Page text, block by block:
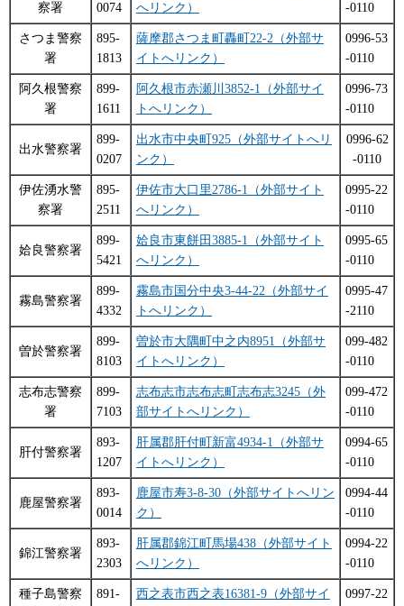
察署
0074
へリンク）
-0110
さつま警察
署
895-
1813
薩摩郡さつま町轟町22-2（外部サ
イトへリンク）
0996-53
-0110
阿久根警察
署
899-
1611
阿久根市赤瀬川3852-1（外部サイ
トへリンク）
0996-73
-0110
出水警察署
899-
0207
出水市中央町925（外部サイトへリ
ンク）
0996-62
-0110
伊佐湧水警
察署
895-
2511
伊佐市大口里2786-1（外部サイト
へリンク）
0995-22
-0110
姶良警察署
899-
5421
姶良市東餅田3885-1（外部サイト
へリンク）
0995-65
-0110
霧島警察署
899-
4332
霧島市国分中央3-44-22（外部サイ
トへリンク）
0995-47
-2110
曽於警察署
899-
8103
曽於市大隅町中之内8951（外部サ
イトへリンク）
099-482
-0110
志布志警察
署
899-
7103
志布志市志布志町志布志3245（外
部サイトへリンク）
099-472
-0110
肝付警察署
893-
1207
肝属郡肝付町新富4934-1（外部サ
イトへリンク）
0994-65
-0110
鹿屋警察署
893-
0014
鹿屋市寿3-8-30（外部サイトへリン
ク）
0994-44
-0110
錦江警察署
893-
2303
肝属郡錦江町馬場438（外部サイト
へリンク）
0994-22
-0110
種子島警察
891-
西之表市西之表16381-9（外部サイ
0997-22